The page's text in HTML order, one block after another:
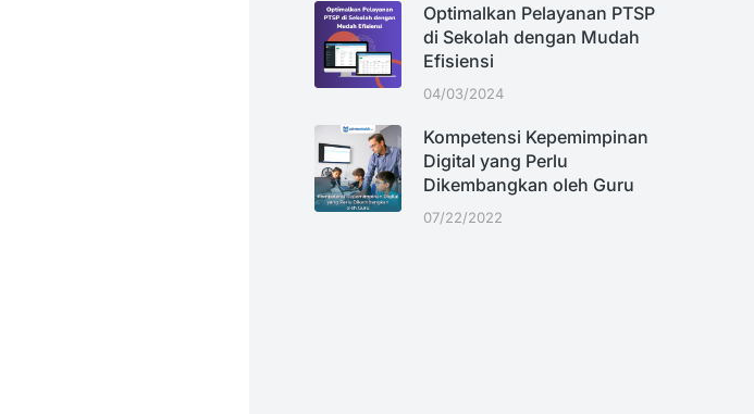
Optimalkan Pelayanan PTSP
di Sekolah dengan Mudah
Efisiensi
04/03/2024
Kompetensi Kepemimpinan
Digital yang Perlu
Dikembangkan oleh Guru
07/22/2022